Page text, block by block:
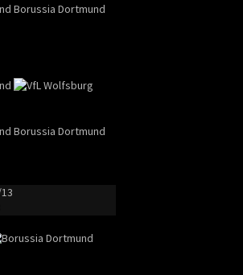
Borussia Dortmund
Borussia Dortmund